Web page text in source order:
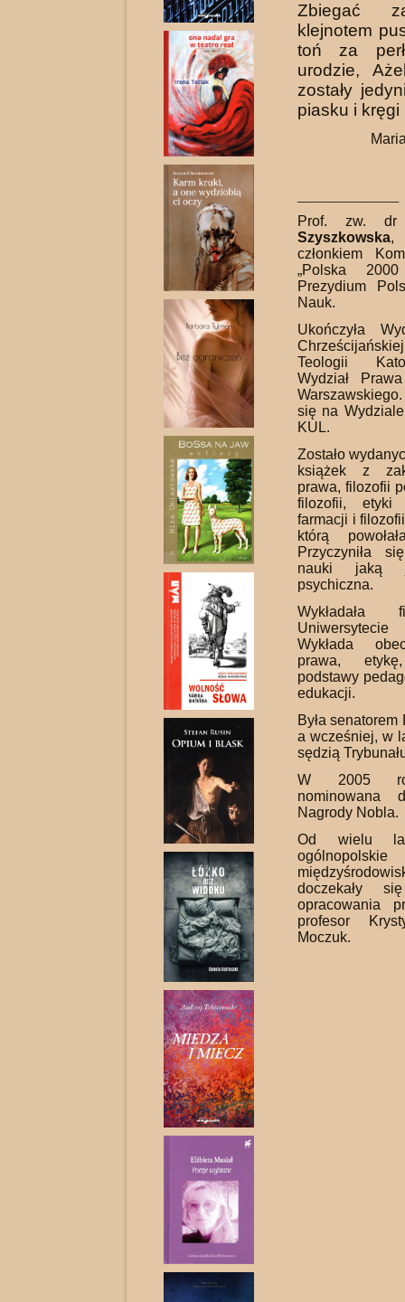
Zbiegać
klejnotem
toń za
urodzie,
zostały
piasku i
Prof. zw.
Szyszkowska,
członkiem
„Polska
Prezydium
Nauk.
Ukończyła
Teologii
Wydział
się na
KUL.
Zostało
książek z
prawa, filozofii
filozofii, etyki
farmacji i
którą
Przyczyniła
nauki jaką
psychiczna.
Wykładała
Wykłada
prawa,
podstawy
edukacji.
Była
a wcześniej, w
sędzią
W 2005
nominowana
Nagrody Nobla.
Od wielu
doczekały
opracowania
profesor
Moczuk.